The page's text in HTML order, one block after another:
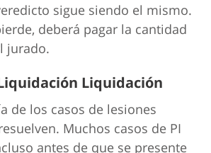
sigue siendo el mismo.
deberá pagar la cantidad
jurado.
Liquidación
de los casos de lesiones
Muchos casos de PI
antes de que se presente